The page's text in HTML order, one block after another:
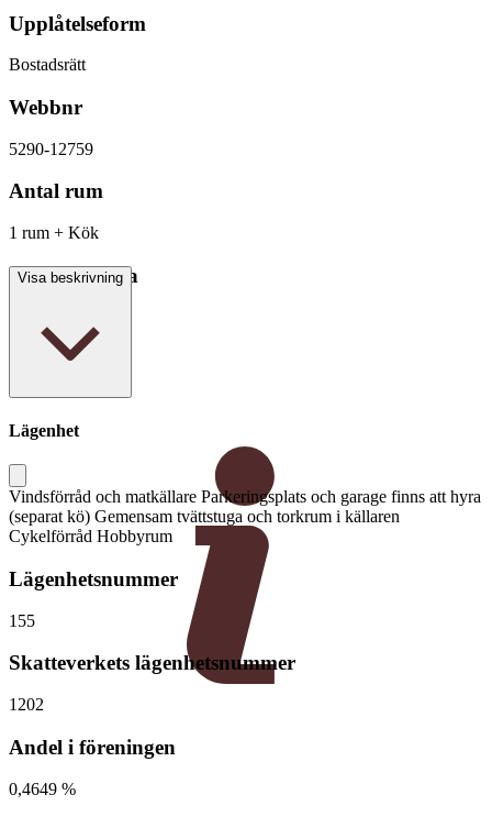
Upplåtelseform
Bostadsrätt
Webbnr
5290-12759
Antal rum
1 rum + Kök
Boarea/Biarea
Visa beskrivning
Lägenhet
Vindsförråd och matkällare Parkeringsplats och garage finns att hyra
(separat kö) Gemensam tvättstuga och torkrum i källaren
Cykelförråd Hobbyrum
Lägenhetsnummer
155
Skatteverkets lägenhetsnummer
1202
Andel i föreningen
0,4649 %